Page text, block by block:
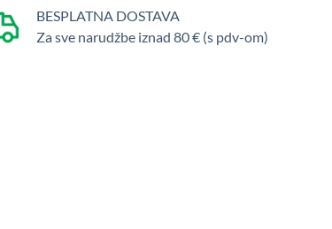
Beurer
MG
BESPLATNA DOSTAVA
Za sve narudžbe iznad 80 € (s pdv-om)